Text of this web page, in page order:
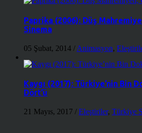
Paprika (2006): Düş
Sinema
05 Şubat, 2014 / Animasyon,
Kaygı (2017): Türkiye’nin Bin
Dört’ü
21 Mayıs, 2017 / Eleştiriler, Türkiye